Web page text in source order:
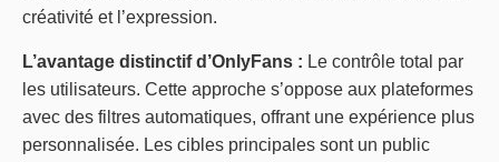
créativité et l’expression.
L’avantage distinctif d’OnlyFans : Le contrôle total par
les utilisateurs. Cette approche s’oppose aux plateformes
avec des filtres automatiques, offrant une expérience plus
personnalisée. Les cibles principales sont un public